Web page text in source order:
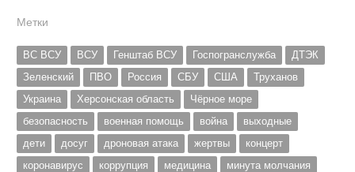
Метки
ВС ВСУ ВСУ Генштаб ВСУ Госпогранслужба
ДТЭК
Зеленский
ПВО Россия СБУ США
Труханов
Украина
Херсонская область
Чёрное море
безопасность
военная помощь война
выходные
дети
досуг дроновая атака жертвы
концерт
коронавирус
коррупция медицина
минута молчания